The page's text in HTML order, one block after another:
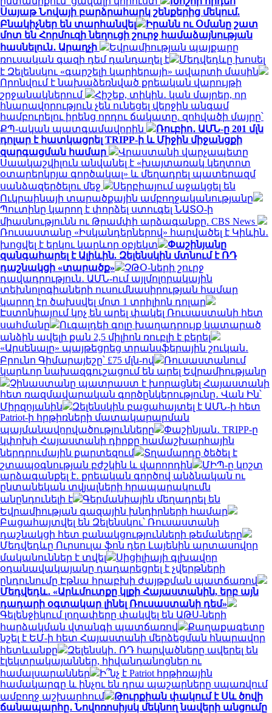
Սայաթ Նովայի բարձրահարկ շենքերից մեկում.
Բնակիչներ են տարհանվել
Իրանն ու Օմանը շատ
մոտ են Հորմուզի նեղուցի շուրջ համաձայնության
հասնելուն․ Արաղչի
Եվրամիության պայքարը
ռուսական գազի դեմ դանդաղել է
Մեդվեդևը խոսել
է Զելենսկու «գարշելի կարիերայի» ավարտի մասին
Որոնվում է նախաձեռնված քրեական վարույթի
շրջանակներում
Հիշեք, տիկին․ կան մայրեր, որ
հնարավորություն չեն ունեցել վերջին անգամ
համբուրելու իրենց որդու ճակատը. զոհվածի մայրը՝
ՔՊ-ական պատգամավորին
Ռուբիո․ ԱՄՆ-ը 201 մլն
դոլար է հատկացրել TRIPP-ի և Միջին միջանցքի
զարգացման համար
Վրաստանի վարչապետը
Սաակաշվիլուն անվանել է «խայտառակ կեղտոտ
օտարերկրյա գործակալ» և մեղադրել պատերազմ
սանձազերծելու մեջ
Սերբիայում աջակցել են
Ուկրաինայի տարածքային ամբողջականությանը
Պուտինը կարող է փորձել ստուգել ՆԱՏՕ-ի
միասնությունն ու Թրամփի արձագանքը. CBS News
Ռուսաստանը «Իսկանդերներով» հարվածել է Կիևին․
խոցվել է երկու կարևոր օբյեկտ
Փաշինյանը
զանգահարել է Ալիևին. Զելենսկին մտնում է ՌԴ
դաշնակցի «տարածք»
ՉԹՕ-ների շուրջ
դավադրություն․ ԱՄՆ-ում այլմոլորակային
տեխնոլոգիաների ուսումնասիրության համար
կարող էր ծախսվել մոտ 1 տրիլիոն դոլար
Էստոնիայում կոչ են արել փակել Ռուսաստանի հետ
սահմանը
Ուգալդեի գոլը խաղադրույք կատարած
անձին ավելի քան 2,5 միլիոն ռուբլի է բերել
«Արսենալը» պայթեցրեց տրանսֆերային շուկան․
Բրունո Գիմարայեշը՝ £75 մլն-ով
Ռուսաստանում
կարևոր նախազգուշացում են արել Եվրամիությանը
Չինաստանը պատրաստ է խորացնել Հայաստանի
հետ ռազմավարական գործընկերությունը․ Վան Ին՝
Միրզոյանին
Զելենսկին բացահայտել է ԱՄՆ-ի հետ
Patriot-ի հրթիռների մատակարարման
պայմանավորվածությունները
Փաշինյան․ TRIPP-ը
կփոխի Հայաստանի դիրքը համաշխարհային
ներդրումային քարտեզում
Տղամարդը ծեծել է
շտապօգնության բժշկին և վարորդին
ՄԻՊ-ը կոշտ
արձագանքել է․ քրեական գործով անձնական ու
ընտանեկան տվյալների հրապարակումն
անընդունելի է
Գերմանիային մեղադրել են
Եվրամիության գազային խնդիրների համար
Բացահայտվել են Զելենսկու՝ Ռուսաստանի
դաշնակցի հետ բանակցությունների թեմաները
Մեդվեդևը Ուրսուլա ֆոն դեր Լայենին արտասովոր
մականուններ է տվել
Սիցիլիայի գլխավոր
օդանավակայանը դադարեցրել է չվերթների
ընդունումը Էթնա հրաբխի ժայթքման պատճառով
Մեդվեդև․ «Արևմուտքը կլքի Հայաստանին, երբ այն
դադարի օգտակար լինել Ռուսաստանի դեմ»
Գելենջիկում լողափերը փակվել են ԱԹՍ-ների
հարձակման վտանգի պատճառով
Քաղաքագետը
նշել է ԵՄ-ի հետ Հայաստանի մերձեցման հնարավոր
հետևանքը
Զելենսկի․ ՌԴ հարվածները ավերել են
էլեկտրակայաններ, հիվանդանոցներ ու
համալսարաններ
Ի՞նչ է Patriot հրթիռային
համակարգը և ինչու են դրա պաշարները սպառվում
ամբողջ աշխարհում
Թուրքիան փակում է Սև ծովի
ճանապարհը․ Նովոռոսիյսկ մեկնող նավերի անցումը